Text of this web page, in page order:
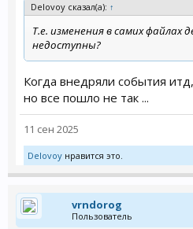
Delovoy сказал(а): ↑
Т.е. изменения в самих файлах
недоступны?
Когда внедряли события
но все пошло не так ...
11 сен 2025
Delovoy нравится это.
vrndorog
Пользователь